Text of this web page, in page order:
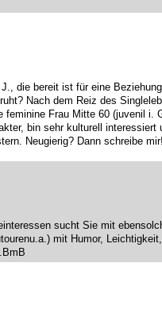
die bereit ist für eine
Nach dem Reiz des
Frau Mitte 60 (juvenil i.
bin sehr kulturell interessiert
Neugierig? Dann schreibe mir!
sucht Sie mit
mit Humor,